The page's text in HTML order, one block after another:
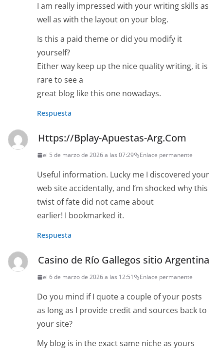
I am really impressed with your writing skills as
well as with the layout on your blog.
Is this a paid theme or did you modify it
yourself?
Either way keep up the nice quality writing, it is
rare to see a
great blog like this one nowadays.
Respuesta
Https://Bplay-Apuestas-Arg.Com
el 5 de marzo de 2026 a las 07:29 Enlace permanente
Useful information. Lucky me I discovered your
web site accidentally, and I’m shocked why this
twist of fate did not came about
earlier! I bookmarked it.
Respuesta
Casino de Río Gallegos sitio Argentina
el 6 de marzo de 2026 a las 12:51 Enlace permanente
Do you mind if I quote a couple of your posts
as long as I provide credit and sources back to
your site?
My blog is in the exact same niche as yours